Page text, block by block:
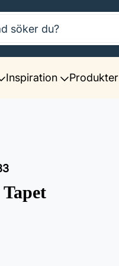
Inspiration Produkter
Tapet